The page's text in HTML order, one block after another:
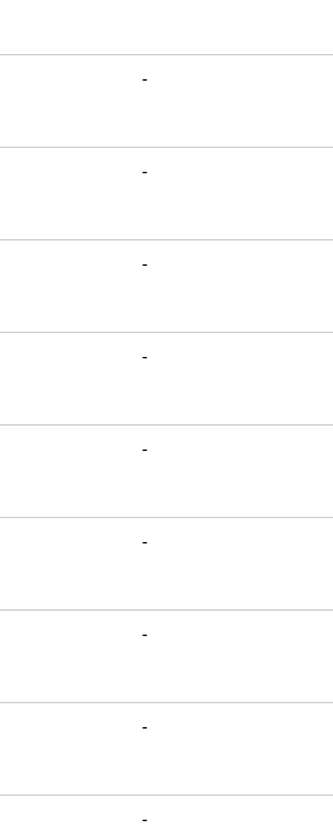
-
-
-
-
-
-
-
-
-